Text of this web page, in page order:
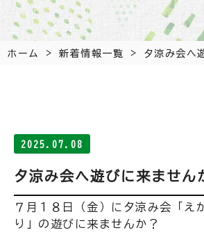
ホーム > 新着情報一覧 > 夕涼み会へ
2025.07.08
夕涼み会へ遊びに来ません
７月１８日（金）に夕涼み会「え
り」の遊びに来ませんか？